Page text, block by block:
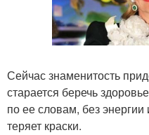
Сейчас знаменитость
старается беречь
по ее словам, без
теряет краски.